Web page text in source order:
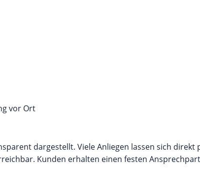
vor Ort
dargestellt. Viele Anliegen lassen sich direkt
Kunden erhalten einen festen